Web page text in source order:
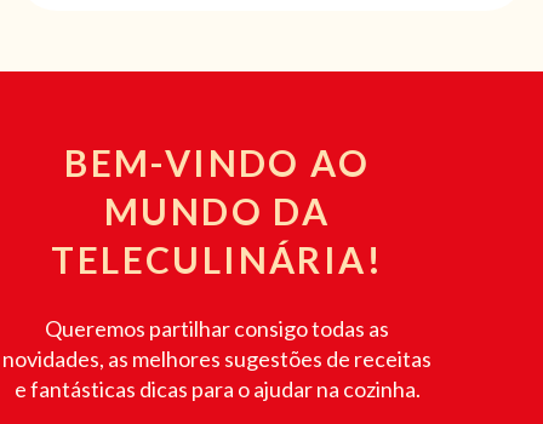
BEM-VINDO AO
MUNDO DA
TELECULINÁRIA!
Queremos partilhar consigo todas as
novidades, as melhores sugestões de receitas
e fantásticas dicas para o ajudar na cozinha.